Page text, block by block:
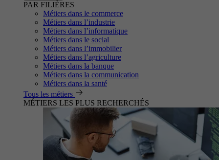
PAR FILIÈRES
Métiers dans le commerce
Métiers dans l’industrie
Métiers dans l’informatique
Métiers dans le social
Métiers dans l’immobilier
Métiers dans l’agriculture
Métiers dans la banque
Métiers dans la communication
Métiers dans la santé
Tous les métiers
MÉTIERS LES PLUS RECHERCHÉS